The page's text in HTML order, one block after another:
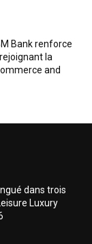
Bank renforce
la
and
dans trois
Luxury